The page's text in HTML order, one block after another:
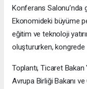
Konferans Salonu’nda
Ekonomideki büyüme
eğitim ve teknoloji
oluştururken,
Toplantı, Ticaret Bakan
Avrupa Birliği Bakanı